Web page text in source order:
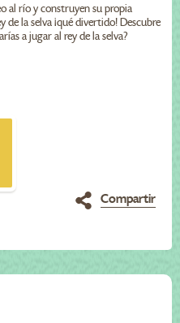
al río y construyen su propia
de la selva ¡qué divertido! Descubre
a jugar al rey de la selva?
Compartir